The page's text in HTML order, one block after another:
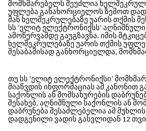
მომხმარებელს შეუძლია
უფლება განახორციელოს ზემოთ
მან ხელშეკრულებაზე უარის თქმის
სს ‘ელიტ ელექტრონიქსს’ აღნიშნული
ამოწურვამდე გაუგზავნა. იმის
ხელშეკრულებაზე უარის თქმის
შესაბამისად განხორციელდა,
თუ სს ‘ელიტ ელექტრონიქსი’
მიაწვდის ინფორმაციას ამ კანონით
საქონლის ან მომსახურების
შესახებ, აღნიშნული საქონლის ან
დაბრუნება შესაძლებელია ამ
დადგენილი ვადის გასვლიდან 12